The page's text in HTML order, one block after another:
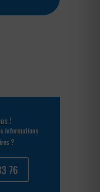
!
informations
?
76